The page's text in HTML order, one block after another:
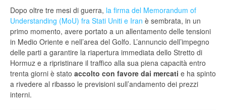
Dopo oltre tre mesi di guerra, la firma del Memorandum of
Understanding (MoU) fra Stati Uniti e Iran è sembrata, in un
primo momento, avere portato a un allentamento delle tensioni
in Medio Oriente e nell’area del Golfo. L’annuncio dell’impegno
delle parti a garantire la riapertura immediata dello Stretto di
Hormuz e a ripristinare il traffico alla sua piena capacità entro
trenta giorni è stato accolto con favore dai mercati e ha spinto
a rivedere al ribasso le previsioni sull’andamento dei prezzi
interni.